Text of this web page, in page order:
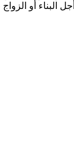
البناء أو